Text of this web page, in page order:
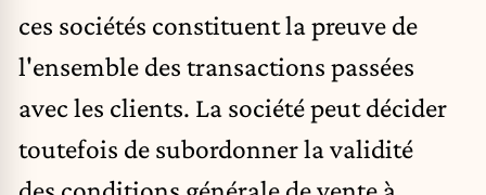
ces sociétés constituent la preuve de
l'ensemble des transactions passées
avec les clients. La société peut décider
toutefois de subordonner la validité